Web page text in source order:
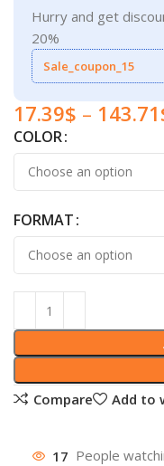
Hurry and get
20%
Sale_coupon_15
17.39$ – 143.71
COLOR
FORMAT
Compare
Add to
17 People